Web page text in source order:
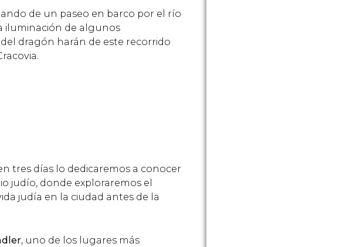
de un paseo en barco por el río
iluminación de algunos
dragón harán de este recorrido
tres días lo dedicaremos a conocer
judío, donde exploraremos el
judía en la ciudad antes de la
, uno de los lugares más